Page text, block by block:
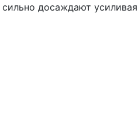
досаждают усиливая